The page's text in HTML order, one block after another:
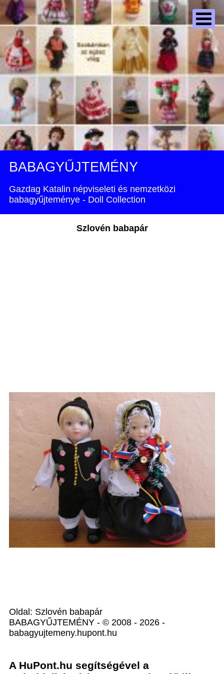
BABAGYŰJTEMÉNY
Gazdag Katalin népviseleti és nemzetközi
babagyűjteménye - Doll Collection
Szlovén babapár
Oldal: Szlovén babapár
BABAGYŰJTEMÉNY - © 2008 - 2026 -
babagyujtemeny.hupont.hu
A HuPont.hu segítségével a